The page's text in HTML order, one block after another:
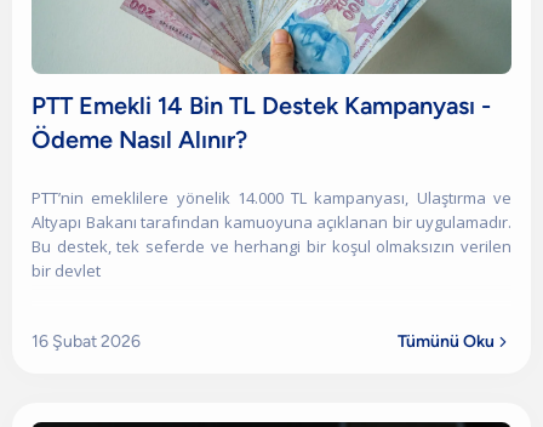
PTT Emekli 14 Bin TL Destek Kampanyası -
Ödeme Nasıl Alınır?
PTT’nin emeklilere yönelik 14.000 TL kampanyası, Ulaştırma ve
Altyapı Bakanı tarafından kamuoyuna açıklanan bir uygulamadır.
Bu destek, tek seferde ve herhangi bir koşul olmaksızın verilen
bir devlet
16 Şubat 2026 Tümünü Oku 